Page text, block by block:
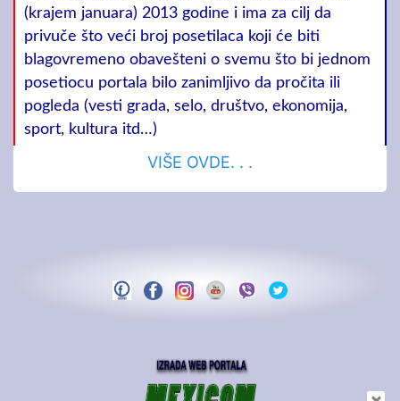
(krajem januara) 2013 godine i ima za cilj da
privuče što veći broj posetilaca koji će biti
blagovremeno obavešteni o svemu što bi jednom
posetiocu portala bilo zanimljivo da pročita ili
pogleda (vesti grada, selo, društvo, ekonomija,
sport, kultura itd…)
VIŠE OVDE. . .